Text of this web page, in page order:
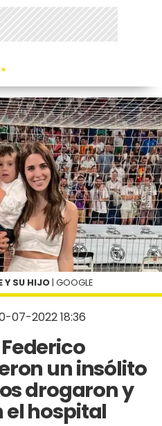
07-2022 18:36
un insólito
drogaron y
hospital
Y SU HIJO | GOOGLE